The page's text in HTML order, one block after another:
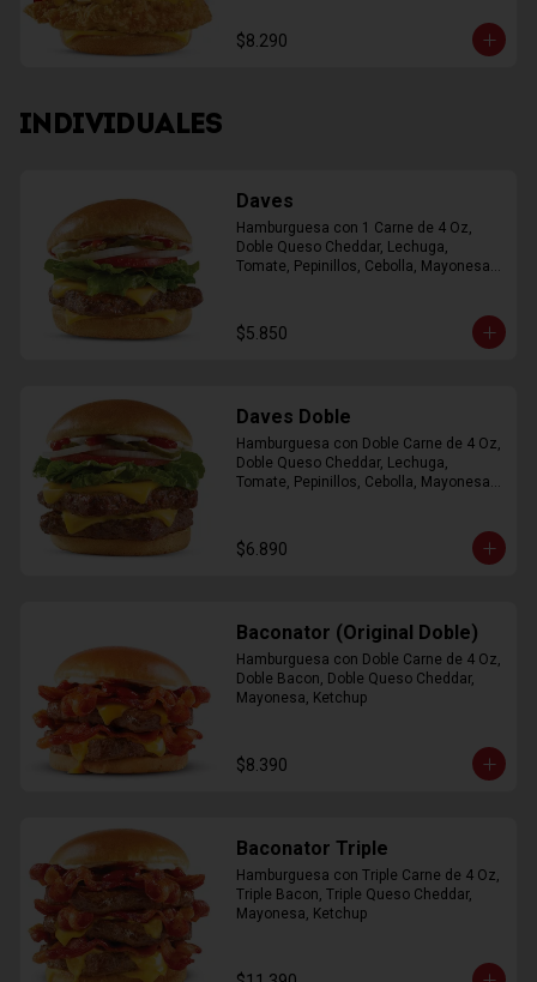
$8.290
INDIVIDUALES
Daves
Hamburguesa con 1 Carne de 4 Oz,
Doble Queso Cheddar, Lechuga,
Tomate, Pepinillos, Cebolla, Mayonesa,
$5.850
Daves Doble
Hamburguesa con Doble Carne de 4 Oz,
Doble Queso Cheddar, Lechuga,
Tomate, Pepinillos, Cebolla, Mayonesa,
$6.890
Baconator (Original Doble)
Hamburguesa con Doble Carne de 4 Oz,
Doble Bacon, Doble Queso Cheddar,
Mayonesa, Ketchup
$8.390
Baconator Triple
Hamburguesa con Triple Carne de 4 Oz,
Triple Bacon, Triple Queso Cheddar,
Mayonesa, Ketchup